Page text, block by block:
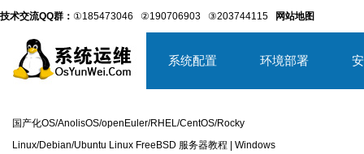
技术交流QQ群： ①185473046 ②190706903 ③203744115 网站地图
系统配置 环境部署
国产化OS/AnolisOS/openEuler/RHEL/CentOS/Rocky
Linux/Debian/Ubuntu Linux FreeBSD 服务器教程 | Windows